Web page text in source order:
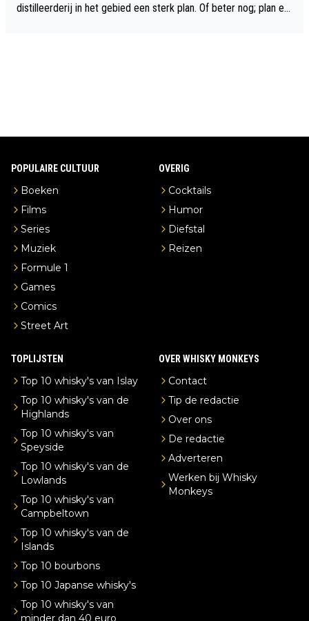
distilleerderij in het gebied een sterk plan. Of beter nog; plan ee
POPULAIRE CULTUUR
Boeken
Films
Series
Muziek
Formule 1
Games
Comics
Street Art
OVERIG
Cocktails
Humor
Diefstal
Reizen
TOPLIJSTEN
Top 10 whisky's van Islay
Top 10 whisky's van de
Highlands
Top 10 whisky's van
Speyside
Top 10 whisky's van de
Lowlands
Top 10 whisky's van
Campbeltown
Top 10 whisky's van de
Islands
Top 10 bourbons
Top 10 Japanse whisky's
Top 10 whisky's van
minder dan 40 euro
OVER WHISKY MONKEYS
Contact
Tip de redactie
Over ons
De redactie
Adverteren
Werken bij Whisky
Monkeys